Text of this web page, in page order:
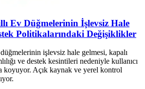
Ev Düğmelerinin İşlevsiz Hale
Politikalarındaki Değişiklikler
işlevsiz hale gelmesi, kapalı
ve destek kesintileri nedeniyle kullanıcı
koyuyor. Açık kaynak ve yerel kontrol